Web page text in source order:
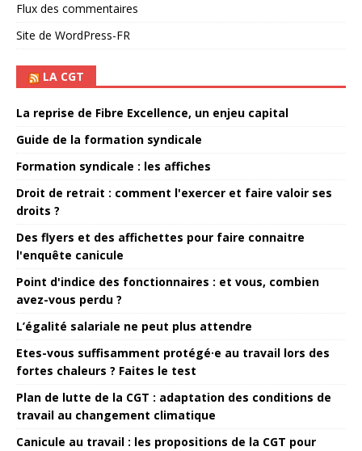
Flux des commentaires
Site de WordPress-FR
LA CGT
La reprise de Fibre Excellence, un enjeu capital
Guide de la formation syndicale
Formation syndicale : les affiches
Droit de retrait : comment l'exercer et faire valoir ses
droits ?
Des flyers et des affichettes pour faire connaitre
l'enquête canicule
Point d'indice des fonctionnaires : et vous, combien
avez-vous perdu ?
L’égalité salariale ne peut plus attendre
Etes-vous suffisamment protégé·e au travail lors des
fortes chaleurs ? Faites le test
Plan de lutte de la CGT : adaptation des conditions de
travail au changement climatique
Canicule au travail : les propositions de la CGT pour